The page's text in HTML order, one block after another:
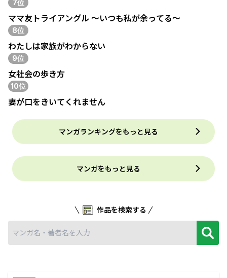
7位
ママ友トライアングル ～いつも私が余ってる～
8位
わたしは家族がわからない
9位
女社会の歩き方
10位
妻が口をきいてくれません
マンガランキングをもっと見る
マンガをもっと見る
作品を検索する